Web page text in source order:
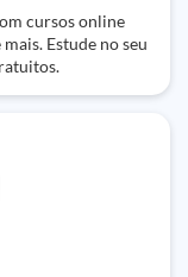
cursos online
Estude no seu